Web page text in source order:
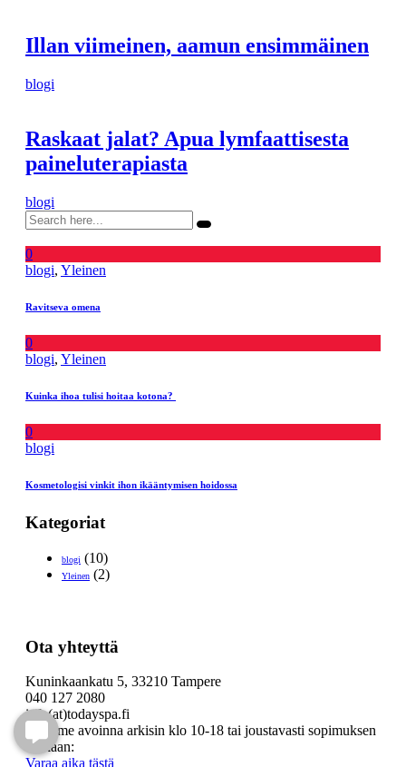
Illan viimeinen, aamun ensimmäinen
blogi
Raskaat jalat? Apua lymfaattisesta
paineluterapiasta
blogi
0
blogi, Yleinen
Ravitseva omena
0
blogi, Yleinen
Kuinka ihoa tulisi hoitaa kotona?
0
blogi
Kosmetologisi vinkit ihon ikääntymisen hoidossa
Kategoriat
blogi (10)
Yleinen (2)
Ota yhteyttä
Kuninkaankatu 5, 33210 Tampere
040 127 2080
info(at)todayspa.fi
Olemme avoinna arkisin klo 10-18 tai joustavasti sopimuksen
mukaan:
Varaa aika tästä